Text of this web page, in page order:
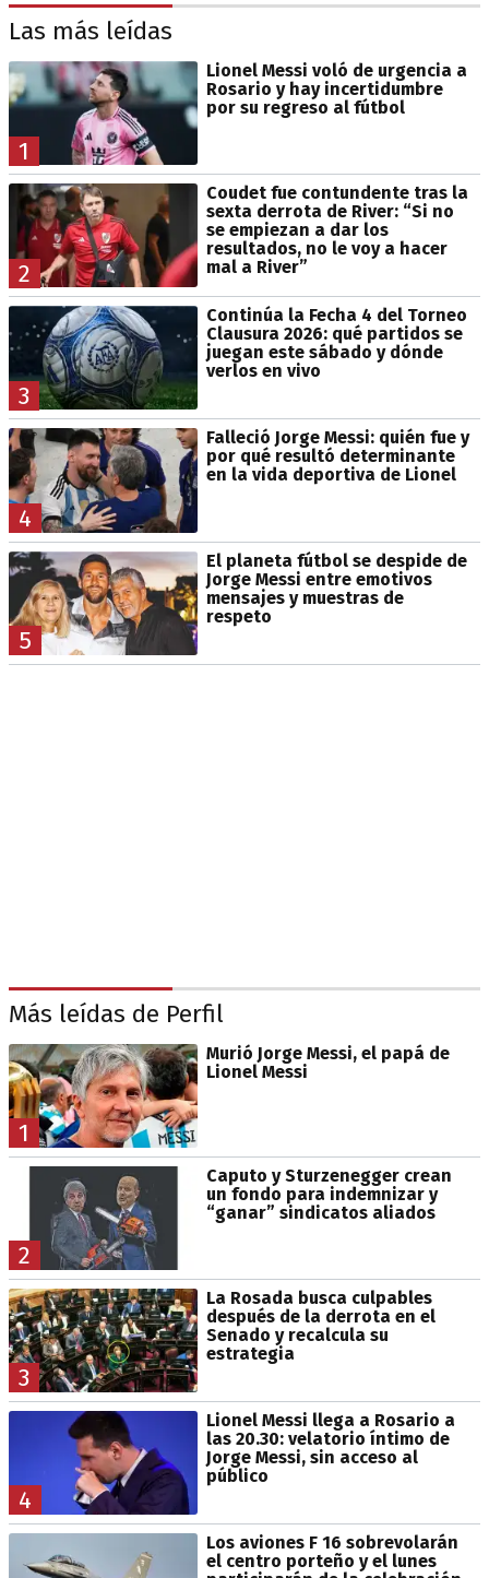
Las más leídas
1
Lionel Messi voló de urgencia a
Rosario y hay incertidumbre
por su regreso al fútbol
2
Coudet fue contundente tras la
sexta derrota de River: “Si no
se empiezan a dar los
resultados, no le voy a hacer
mal a River”
3
Continúa la Fecha 4 del Torneo
Clausura 2026: qué partidos se
juegan este sábado y dónde
verlos en vivo
4
Falleció Jorge Messi: quién fue y
por qué resultó determinante
en la vida deportiva de Lionel
5
El planeta fútbol se despide de
Jorge Messi entre emotivos
mensajes y muestras de
respeto
Más leídas de Perfil
1
Murió Jorge Messi, el papá de
Lionel Messi
2
Caputo y Sturzenegger crean
un fondo para indemnizar y
“ganar” sindicatos aliados
3
La Rosada busca culpables
después de la derrota en el
Senado y recalcula su
estrategia
4
Lionel Messi llega a Rosario a
las 20.30: velatorio íntimo de
Jorge Messi, sin acceso al
público
Los aviones F 16 sobrevolarán
el centro porteño y el lunes